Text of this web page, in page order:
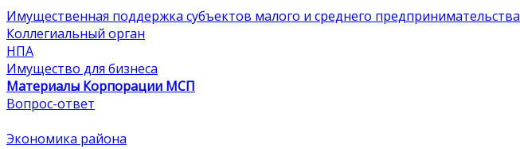
Имущественная поддержка субъектов малого и среднего предпринимательства
Коллегиальный орган
НПА
Имущество для бизнеса
Материалы Корпорации МСП
Вопрос-ответ
Экономика района